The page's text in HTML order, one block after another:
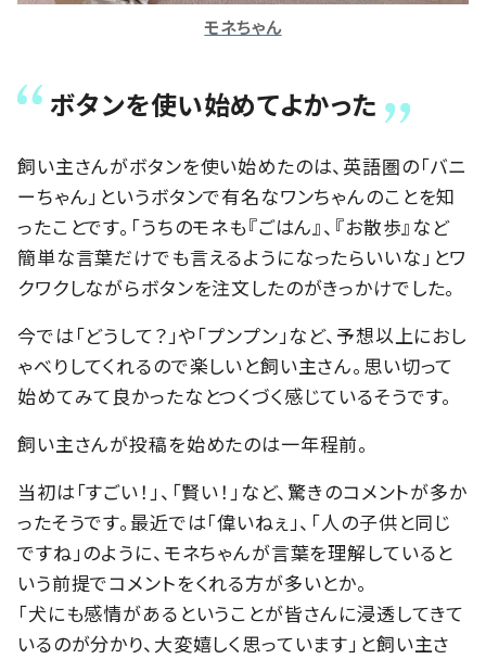
モネちゃん
ボタンを使い始めてよかった
飼い主さんがボタンを使い始めたのは、英語圏の「バニ
ーちゃん」というボタンで有名なワンちゃんのことを知
ったことです。「うちのモネも『ごはん』、『お散歩』など
簡単な言葉だけでも言えるようになったらいいな」とワ
クワクしながらボタンを注文したのがきっかけでした。
今では「どうして？」や「プンプン」など、予想以上におし
ゃべりしてくれるので楽しいと飼い主さん。思い切って
始めてみて良かったなとつくづく感じているそうです。
飼い主さんが投稿を始めたのは一年程前。
当初は「すごい！」、「賢い！」など、驚きのコメントが多か
ったそうです。最近では「偉いねぇ」、「人の子供と同じ
ですね」のように、モネちゃんが言葉を理解していると
いう前提でコメントをくれる方が多いとか。
「犬にも感情があるということが皆さんに浸透してきて
いるのが分かり、大変嬉しく思っています」と飼い主さ